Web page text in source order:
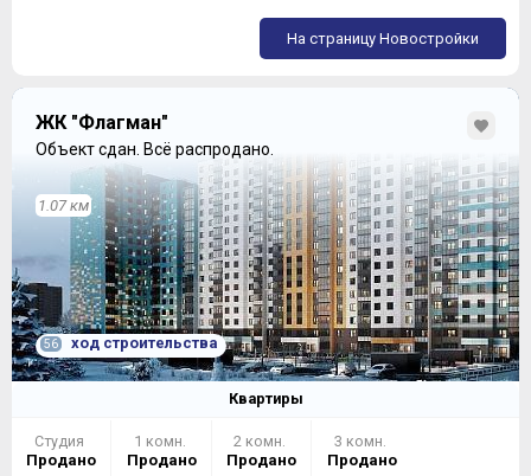
На страницу Новостройки
ЖК "Флагман"
Объект сдан. Всё распродано.
1.07 км
56 ход строительства
Квартиры
Студия
Продано
1 комн.
Продано
2 комн.
Продано
3 комн.
Продано